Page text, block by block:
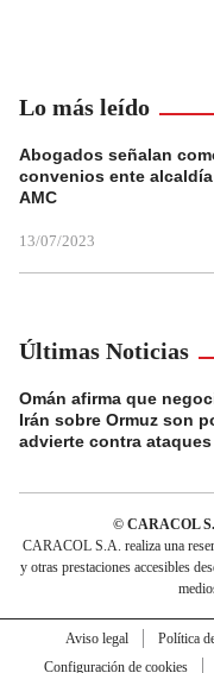
Lo más leído
Abogados señalan
convenios ente
AMC
13/07/2023
Últimas Noticias
Omán afirma que
Irán sobre Ormuz son
advierte contra ataques
© CARACOL
CARACOL S.A. realiza una
y otras prestaciones accesibles
Aviso legal Política
Configuración de cookies